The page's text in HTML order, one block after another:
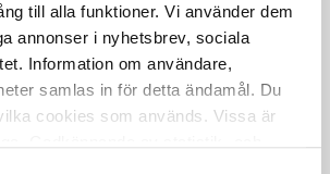
till alla funktioner. Vi använder dem
annonser i nyhetsbrev, sociala
Information om användare,
samlas in för detta ändamål. Du
cookies som används. Vissa är
bältesclips 17 delar 25 mm